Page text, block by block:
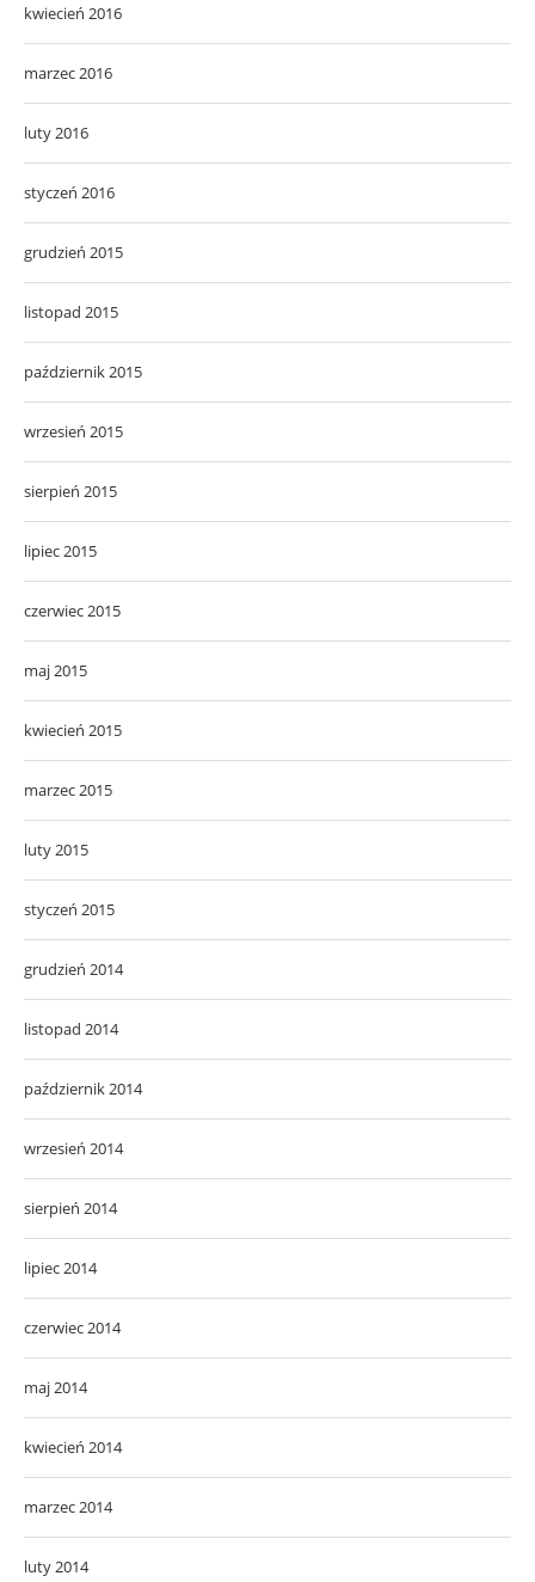
kwiecień 2016
marzec 2016
luty 2016
styczeń 2016
grudzień 2015
listopad 2015
październik 2015
wrzesień 2015
sierpień 2015
lipiec 2015
czerwiec 2015
maj 2015
kwiecień 2015
marzec 2015
luty 2015
styczeń 2015
grudzień 2014
listopad 2014
październik 2014
wrzesień 2014
sierpień 2014
lipiec 2014
czerwiec 2014
maj 2014
kwiecień 2014
marzec 2014
luty 2014